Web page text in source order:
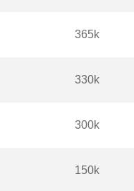
365k
330k
300k
150k